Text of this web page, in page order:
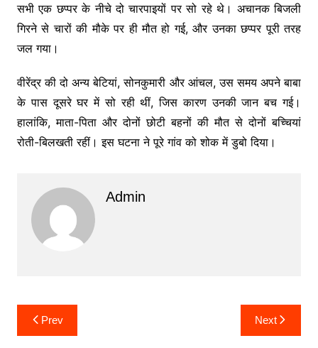
सभी एक छप्पर के नीचे दो चारपाइयों पर सो रहे थे। अचानक बिजली
गिरने से चारों की मौके पर ही मौत हो गई, और उनका छप्पर पूरी तरह
जल गया।
वीरेंद्र की दो अन्य बेटियां, सोनकुमारी और आंचल, उस समय अपने बाबा
के पास दूसरे घर में सो रही थीं, जिस कारण उनकी जान बच गई।
हालांकि, माता-पिता और दोनों छोटी बहनों की मौत से दोनों बच्चियां
रोती-बिलखती रहीं। इस घटना ने पूरे गांव को शोक में डुबो दिया।
Admin
Post
navigation
Prev Next